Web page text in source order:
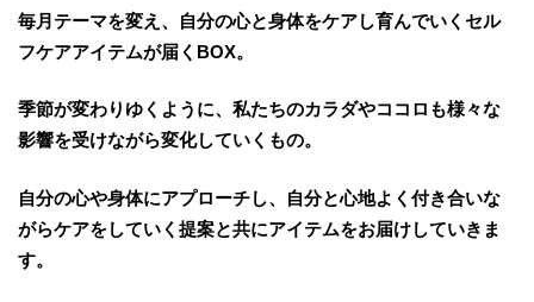
毎月テーマを変え、自分の心と身体をケアし育んでいくセル
フケアアイテムが届くBOX。
季節が変わりゆくように、私たちのカラダやココロも様々な
影響を受けながら変化していくもの。
自分の心や身体にアプローチし、自分と心地よく付き合いな
がらケアをしていく提案と共にアイテムをお届けしていきま
す。